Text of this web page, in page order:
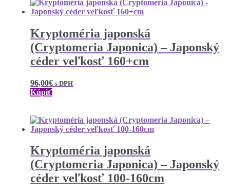
Kryptoméria japonská
(Cryptomeria Japonica) – Japonský
céder veľkosť 160+cm
96,00€ s DPH
Kúpiť
Kryptoméria japonská
(Cryptomeria Japonica) – Japonský
céder veľkosť 100-160cm